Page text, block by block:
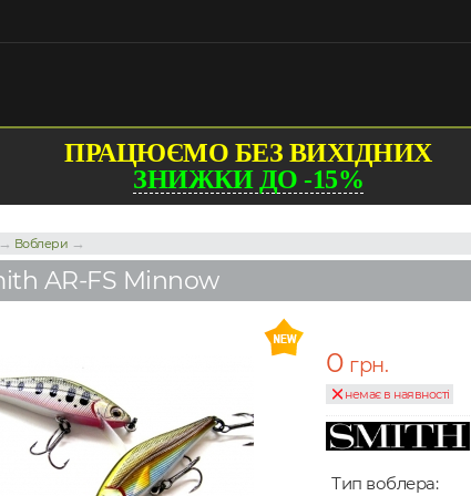
ПРАЦЮЄМО БЕЗ ВИХІДНИХ
ЗНИЖКИ ДО -15%
Воблери →
AR-FS Minnow
0 грн.
немає в наявності
Тип воблера: